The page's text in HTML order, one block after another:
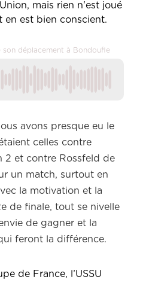
mais rien n'est joué
en est bien conscient.
son déplacement à Bondoufle
avons presque eu le
celles contre
2 et contre Rossfeld de
un match, surtout en
la motivation et la
de finale, tout se nivelle
de gagner et la
feront la différence.
de France, l’USSU